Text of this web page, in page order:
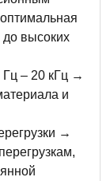
до высоких
Гц – 20 кГц →
и
→